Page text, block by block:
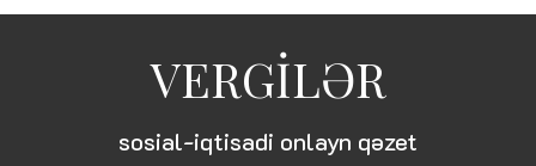
VERGİLƏR
sosial-iqtisadi onlayn qəzet